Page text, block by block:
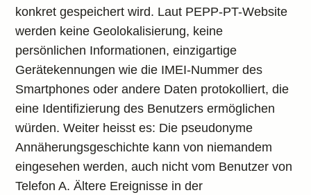
konkret gespeichert wird. Laut PEPP-PT-Website
werden keine Geolokalisierung, keine
persönlichen Informationen, einzigartige
Gerätekennungen wie die IMEI-Nummer des
Smartphones oder andere Daten protokolliert, die
eine Identifizierung des Benutzers ermöglichen
würden. Weiter heisst es: Die pseudonyme
Annäherungsgeschichte kann von niemandem
eingesehen werden, auch nicht vom Benutzer von
Telefon A. Ältere Ereignisse in der